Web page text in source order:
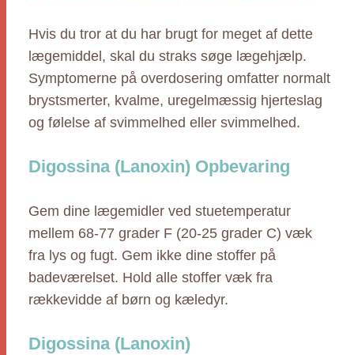
Hvis du tror at du har brugt for meget af dette
lægemiddel, skal du straks søge lægehjælp.
Symptomerne på overdosering omfatter normalt
brystsmerter, kvalme, uregelmæssig hjerteslag
og følelse af svimmelhed eller svimmelhed.
Digossina (Lanoxin) Opbevaring
Gem dine lægemidler ved stuetemperatur
mellem 68-77 grader F (20-25 grader C) væk
fra lys og fugt. Gem ikke dine stoffer på
badeværelset. Hold alle stoffer væk fra
rækkevidde af børn og kæledyr.
Digossina (Lanoxin)